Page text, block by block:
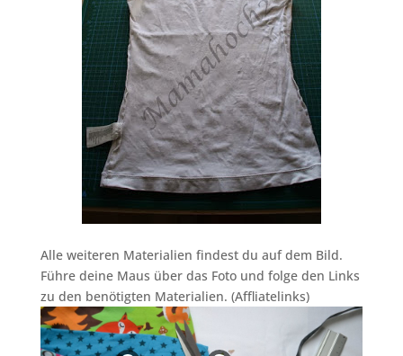
Alle weiteren Materialien findest du auf dem Bild.
Führe deine Maus über das Foto und folge den Links
zu den benötigten Materialien. (Affliatelinks)